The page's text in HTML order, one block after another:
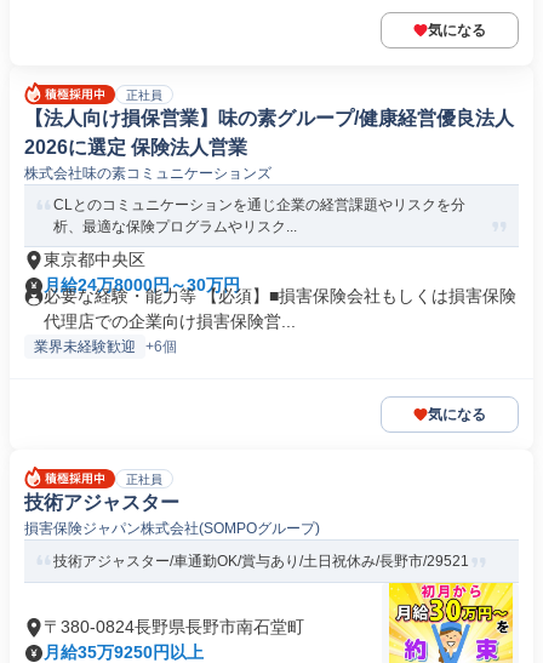
気になる
正社員
【法人向け損保営業】味の素グループ/健康経営優良法人
2026に選定 保険法人営業
株式会社味の素コミュニケーションズ
CLとのコミュニケーションを通じ企業の経営課題やリスクを分
析、最適な保険プログラムやリスク...
東京都中央区
月給24万8000円～30万円
必要な経験・能力等 【必須】■損害保険会社もしくは損害保険
代理店での企業向け損害保険営...
業界未経験歓迎 +6個
気になる
正社員
技術アジャスター
損害保険ジャパン株式会社(SOMPOグループ)
技術アジャスター/車通勤OK/賞与あり/土日祝休み/長野市/29521
〒380-0824長野県長野市南石堂町
月給35万9250円以上